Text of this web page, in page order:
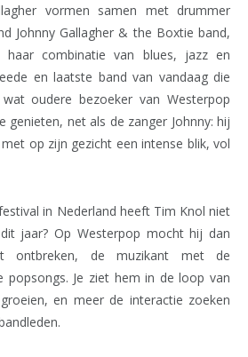
vormen samen met drummer
Johnny Gallagher & the Boxtie band,
combinatie van blues, jazz en
en laatste band van vandaag die
oudere bezoeker van Westerpop
genieten, net als de zanger Johnny: hij
op zijn gezicht een intense blik, vol
in Nederland heeft Tim Knol niet
jaar? Op Westerpop mocht hij dan
ontbreken, de muzikant met de
popsongs. Je ziet hem in de loop van
en meer de interactie zoeken